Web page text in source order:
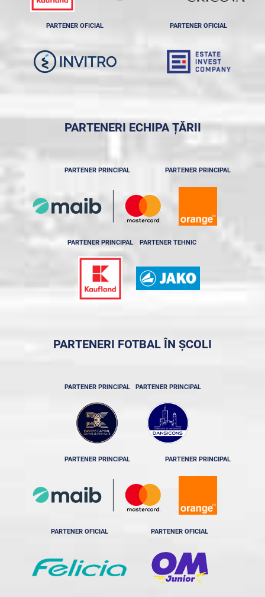
PARTENER OFICIAL PARTENER OFICIAL
PARTENERI ECHIPA ȚĂRII
PARTENER PRINCIPAL PARTENER PRINCIPAL
PARTENER PRINCIPAL PARTENER TEHNIC
PARTENERI FOTBAL ÎN ȘCOLI
PARTENER PRINCIPAL PARTENER PRINCIPAL
PARTENER PRINCIPAL PARTENER PRINCIPAL
PARTENER OFICIAL PARTENER OFICIAL